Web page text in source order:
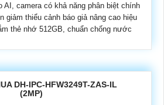
AI, camera có khả năng phân biệt chính
thiểu cảnh báo giả nâng cao hiệu
thẻ nhớ 512GB, chuẩn chống nước
DH-IPC-HFW3249T-ZAS-IL
(2MP)